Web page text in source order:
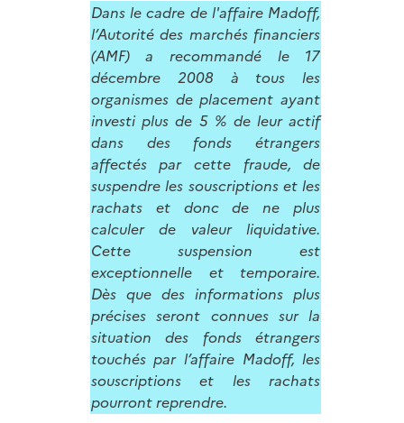
Dans le cadre de l'affaire Madoff,
l’Autorité des marchés financiers
(AMF) a recommandé le 17
décembre 2008 à tous les
organismes de placement ayant
investi plus de 5 % de leur actif
dans des fonds étrangers
affectés par cette fraude, de
suspendre les souscriptions et les
rachats et donc de ne plus
calculer de valeur liquidative.
Cette suspension est
exceptionnelle et temporaire.
Dès que des informations plus
précises seront connues sur la
situation des fonds étrangers
touchés par l’affaire Madoff, les
souscriptions et les rachats
pourront reprendre.